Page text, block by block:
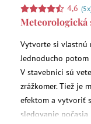
4,6
Meteorologická
Vytvorte si vlastnú
Jednoducho potom
V stavebnici sú
zrážkomer. Tiež je
efektom a vytvoriť
sledovanie